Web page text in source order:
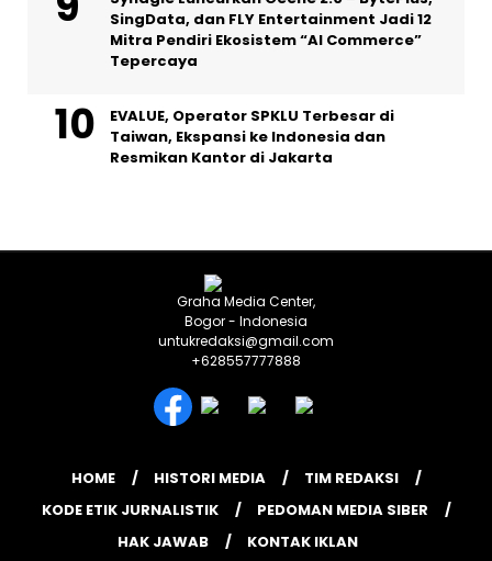
SingData, dan FLY Entertainment Jadi 12
Mitra Pendiri Ekosistem “AI Commerce”
Tepercaya
EVALUE, Operator SPKLU Terbesar di
Taiwan, Ekspansi ke Indonesia dan
Resmikan Kantor di Jakarta
Graha Media Center,
Bogor - Indonesia
untukredaksi@gmail.com
+628557777888
HOME HISTORI MEDIA
TIM REDAKSI
KODE ETIK JURNALISTIK
PEDOMAN MEDIA SIBER
HAK JAWAB
KONTAK IKLAN